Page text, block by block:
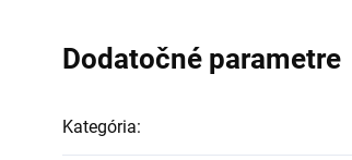
Dodatočné parametre
Kategória: